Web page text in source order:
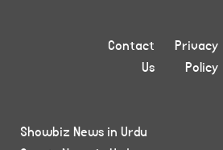
Privacy
Policy
Contact
Us
Showbiz News in Urdu